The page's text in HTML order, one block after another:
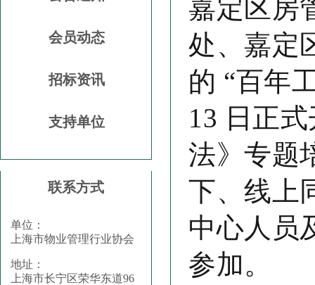
会员动态
招标资讯
支持单位
联系方式
单位：
上海市物业管理行业协会
地址：
上海市长宁区荣华东道96
嘉定区房
处、嘉定
的 “百年
13 日正
法》专题
下、线上
中心人员
参加。